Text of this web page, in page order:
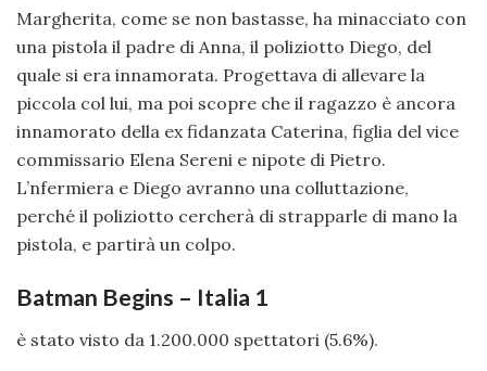
Margherita, come se non bastasse, ha minacciato con
una pistola il padre di Anna, il poliziotto Diego, del
quale si era innamorata. Progettava di allevare la
piccola col lui, ma poi scopre che il ragazzo è ancora
innamorato della ex fidanzata Caterina, figlia del vice
commissario Elena Sereni e nipote di Pietro.
L’nfermiera e Diego avranno una colluttazione,
perché il poliziotto cercherà di strapparle di mano la
pistola, e partirà un colpo.
Batman Begins – Italia 1
è stato visto da 1.200.000 spettatori (5.6%).